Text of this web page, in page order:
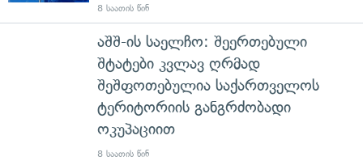
8 საათის წინ
აშშ-ის საელჩო: შეერთებული
შტატები კვლავ ღრმად
შეშფოთებულია საქართველოს
ტერიტორიის განგრძობადი
ოკუპაციით
8 საათის წინ